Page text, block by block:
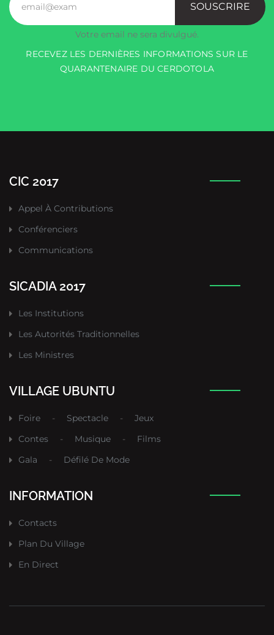
SOUSCRIRE
Votre email ne sera divulgué.
RECEVEZ LES DERNIÈRES INFORMATIONS SUR LE
QUARANTENAIRE DU CERDOTOLA
CIC 2017
Appel À Contributions
Conférenciers
Communications
SICADIA 2017
Les Institutions
Les Autorités Traditionnelles
Les Ministres
VILLAGE UBUNTU
Foire - Spectacle -
Jeux
Contes
- Musique -
Films
Gala
- Défilé De Mode
INFORMATION
Contacts
Plan Du Village
En Direct